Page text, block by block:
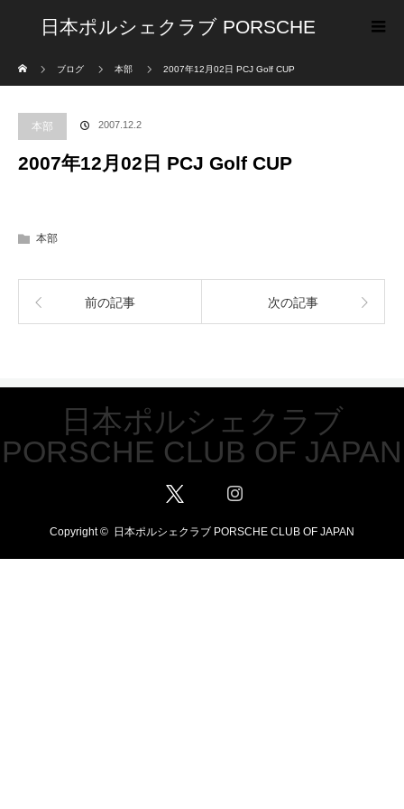
日本ポルシェクラブ PORSCHE
CLUB OF JAPAN
ブログ
本部 2007年12月02日 PCJ Golf CUP
本部 2007.12.2
2007年12月02日 PCJ Golf CUP
本部
前の記事 次の記事
日本ポルシェクラブ
PORSCHE CLUB OF JAPAN
Instagram
Copyright © 日本ポルシェクラブ PORSCHE CLUB OF JAPAN